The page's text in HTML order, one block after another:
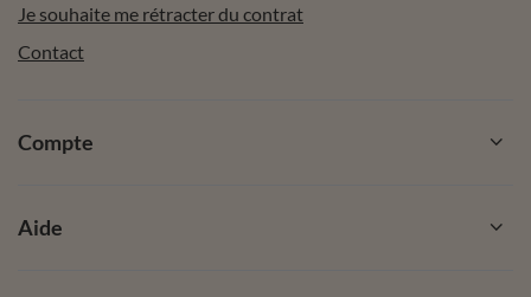
Je souhaite me rétracter du contrat
Contact
Compte
Aide